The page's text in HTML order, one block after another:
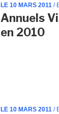
LE 10 MARS 2011 /
Annuels
en 2010
LE 10 MARS 2011 /